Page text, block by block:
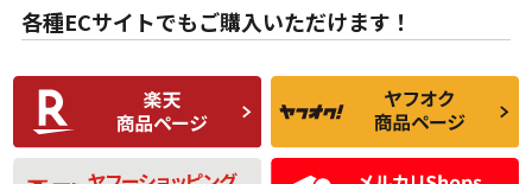
な中古品
んどない中古品
C
比較的きれいな中古
品
C
られるが、使用に問
題のない中古品
使用感や目立つ傷が
残り溝も少なく、偏
磨耗がみられ、短期
各種ECサイトでもご購入いただけます！